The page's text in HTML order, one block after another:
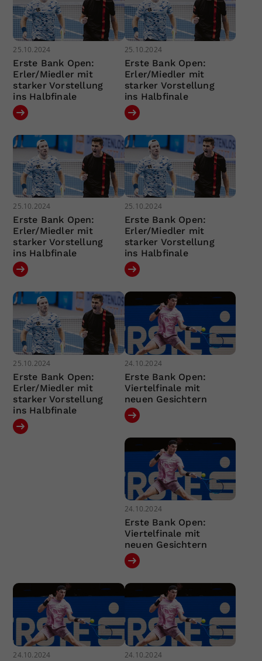
25.10.2024
Erste Bank Open:
Erler/Miedler mit
starker Vorstellung
ins Halbfinale
25.10.2024
Erste Bank Open:
Erler/Miedler mit
starker Vorstellung
ins Halbfinale
25.10.2024
Erste Bank Open:
Erler/Miedler mit
starker Vorstellung
ins Halbfinale
25.10.2024
Erste Bank Open:
Erler/Miedler mit
starker Vorstellung
ins Halbfinale
25.10.2024
Erste Bank Open:
Erler/Miedler mit
starker Vorstellung
ins Halbfinale
24.10.2024
Erste Bank Open:
Viertelfinale mit
neuen Gesichtern
24.10.2024
Erste Bank Open:
Viertelfinale mit
neuen Gesichtern
24.10.2024 24.10.2024